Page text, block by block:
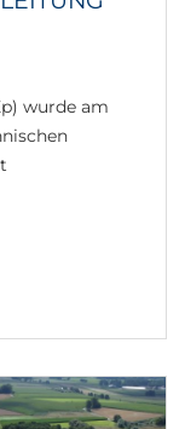
wurde am